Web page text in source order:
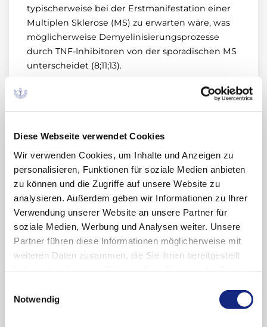
Diese Webseite verwendet Cookies
Wir verwenden Cookies, um Inhalte und Anzeigen zu
personalisieren, Funktionen für soziale Medien anbieten
zu können und die Zugriffe auf unsere Website zu
analysieren. Außerdem geben wir Informationen zu Ihrer
Verwendung unserer Website an unsere Partner für
soziale Medien, Werbung und Analysen weiter. Unsere
Partner führen diese Informationen möglicherweise mit
weiteren Daten zusammen, die Sie ihnen bereitgestellt
Cookies, wenn Sie unsere Webseite weiterhin
Notwendig
typischerweise bei der Erstmanifestation einer
Multiplen Sklerose (MS) zu erwarten wäre, was
möglicherweise Demyelinisierungsprozesse
durch TNF-Inhibitoren von der sporadischen MS
unterscheidet (8;11;13).
Gemäß Fachinformation sind demyelinisierende
Patienten mit vorbestehender
erhöhtem Risiko für die Entwicklung einer
solchen Erkrankung sollte Etanercept nur nach
sorgfältiger Nutzen-Risiko-Abwägung eingesetzt
werden (1). Infektionen unterschiedlichen
Schweregrades, einschließlich opportunistischer
Infektionen, können auftreten (1). In der
Spontanmeldesystems finden sich weitere Fälle